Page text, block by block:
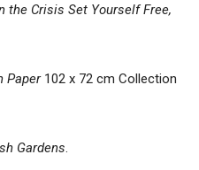
the Crisis Set Yourself Free,
Paper102 x 72 cm Collection
Gardens.